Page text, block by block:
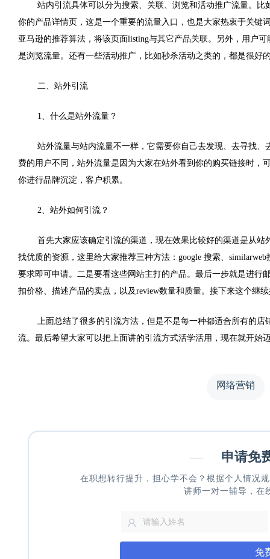
站内引流具体可以分为搜索、关联、浏览和活动推广流量。
你的产品详情页，这是一个重要的流量入口，也是大家热衷于关
亚马逊的推荐算法，将该页面listing与其它产品关联。另外，用户
是浏览流量。还有一些活动推广，比如秒杀活动之类的，都是很好
二、站外引流
1、什么是站外流量？
站外流量与站内流量不一样，它需要你自己去发现、去寻找
费的用户不同，站外流量是因为大家在站外看到你的购买链接时
你进行品牌沉淀，客户积累。
2、站外如何引流？
首先大家应该确定引流的渠道，现在效果比较好的渠道是从
找优质的资源，这里给大家推荐三种方法：google 搜索、
要求即可申请。二是要看这些网站主打的产品。最后一步就是进
扣价格、描述产品的卖点，以及review数量和质量。接下来这个继
上面总结了很多的引流方法，但是不是每一种都适合所有的
流。最后希望大家可以把上面讲的引流方式活学活用，现在就开始
网络营销
— 申请免
在职想转行提升，担心学不会？根据个人情况
讲师一对一辅导，在
免